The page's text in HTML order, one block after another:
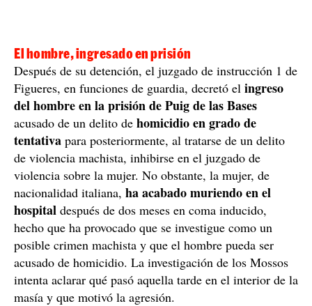
El hombre, ingresado en prisión
Después de su detención, el juzgado de instrucción 1 de
Figueres, en funciones de guardia, decretó el ingreso
del hombre en la prisión de Puig de las Bases
acusado de un delito de homicidio en grado de
tentativa para posteriormente, al tratarse de un delito
de violencia machista, inhibirse en el juzgado de
violencia sobre la mujer. No obstante, la mujer, de
nacionalidad italiana, ha acabado muriendo en el
hospital después de dos meses en coma inducido,
hecho que ha provocado que se investigue como un
posible crimen machista y que el hombre pueda ser
acusado de homicidio. La investigación de los Mossos
intenta aclarar qué pasó aquella tarde en el interior de la
masía y que motivó la agresión.